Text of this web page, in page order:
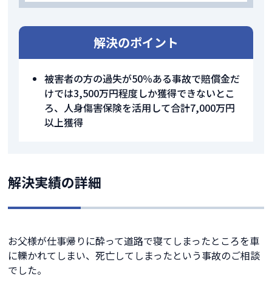
解決のポイント
被害者の方の過失が50％ある事故で賠償金だ
けでは3,500万円程度しか獲得できないとこ
ろ、人身傷害保険を活用して合計7,000万円
以上獲得
解決実績の詳細
お父様が仕事帰りに酔って道路で寝てしまったところを車
に轢かれてしまい、死亡してしまったという事故のご相談
でした。